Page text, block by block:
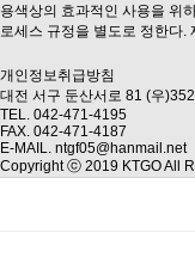
용색상의 효과적인 사용을 위
로세스 규정을 별도로 정한다.
개인정보취급방침
대전 서구 둔산서로 81 (우
TEL. 042-471-4195
FAX. 042-471-4187
E-MAIL. ntgf05@hanmail.net
Copyright ⓒ 2019 KTGO All